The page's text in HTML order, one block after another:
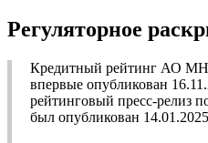
Регуляторное
Кредитный рейтинг АО
впервые опубликован
рейтинговый пресс-релиз
был опубликован